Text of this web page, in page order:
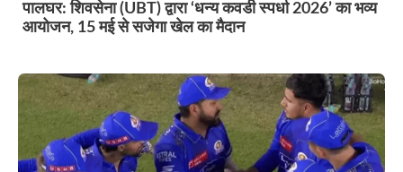
पालघर: शिवसेना (UBT) द्वारा ‘धन्य कवडी स्पर्धा 2026’ का भव्य
आयोजन, 15 मई से सजेगा खेल का मैदान